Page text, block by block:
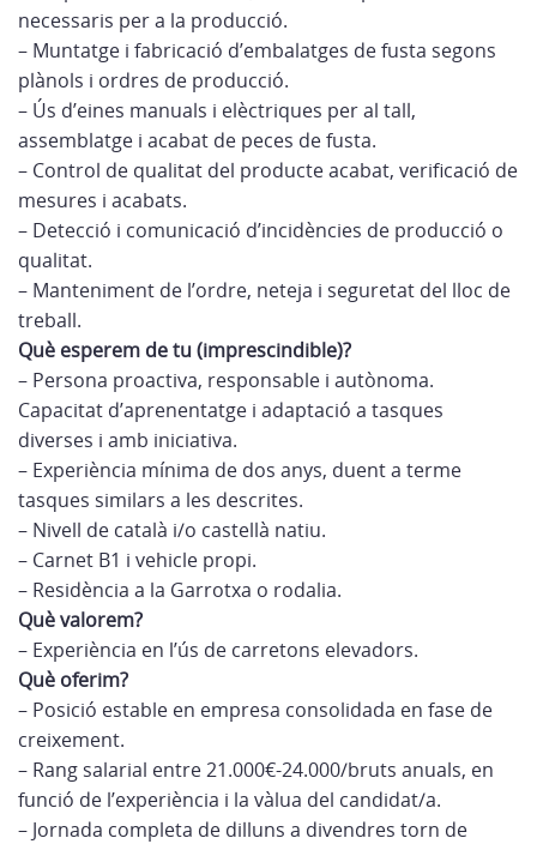
necessaris per a la producció.
– Muntatge i fabricació d’embalatges de fusta segons
plànols i ordres de producció.
– Ús d’eines manuals i elèctriques per al tall,
assemblatge i acabat de peces de fusta.
– Control de qualitat del producte acabat, verificació de
mesures i acabats.
– Detecció i comunicació d’incidències de producció o
qualitat.
– Manteniment de l’ordre, neteja i seguretat del lloc de
treball.
Què esperem de tu (imprescindible)?
– Persona proactiva, responsable i autònoma.
Capacitat d’aprenentatge i adaptació a tasques
diverses i amb iniciativa.
– Experiència mínima de dos anys, duent a terme
tasques similars a les descrites.
– Nivell de català i/o castellà natiu.
– Carnet B1 i vehicle propi.
– Residència a la Garrotxa o rodalia.
Què valorem?
– Experiència en l’ús de carretons elevadors.
Què oferim?
– Posició estable en empresa consolidada en fase de
creixement.
– Rang salarial entre 21.000€-24.000/bruts anuals, en
funció de l’experiència i la vàlua del candidat/a.
– Jornada completa de dilluns a divendres torn de